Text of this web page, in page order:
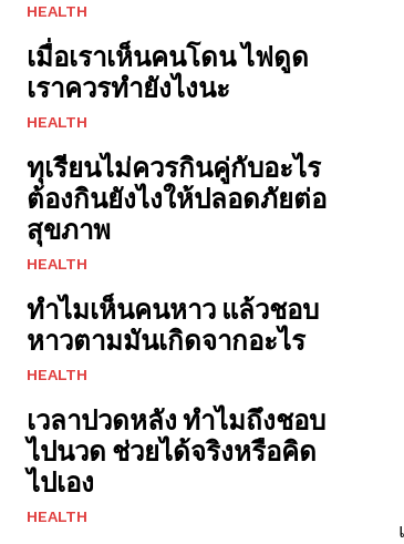
HEALTH
เมื่อเราเห็นคนโดน ไฟดูด
เราควรทำยังไงนะ
HEALTH
ทุเรียนไม่ควรกินคู่กับอะไร
ต้องกินยังไงให้ปลอดภัยต่อ
สุขภาพ
HEALTH
ทำไมเห็นคนหาว แล้วชอบ
หาวตามมันเกิดจากอะไร
HEALTH
เวลาปวดหลัง ทำไมถึงชอบ
ไปนวด ช่วยได้จริงหรือคิด
ไปเอง
HEALTH